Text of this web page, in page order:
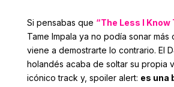
Si pensabas que “The Less I Know
Tame Impala ya no podía sonar más
viene a demostrarte lo contrario. El
holandés acaba de soltar su propia
icónico track y, spoiler alert: es una